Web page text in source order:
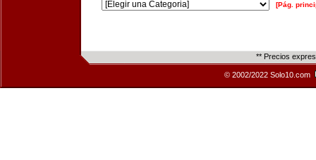
[Pág.
** Precios
© 2002/2022 Solo10.com